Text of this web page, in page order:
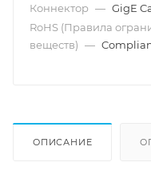
Коннектор — GigE
RoHS (Правила
веществ) —
ОПИСАНИЕ